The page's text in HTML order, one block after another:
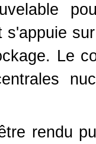
s'appuie
Le
rendu